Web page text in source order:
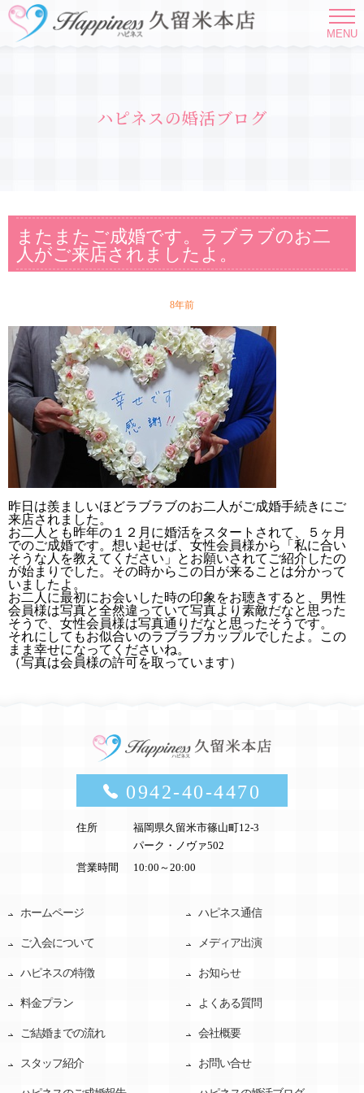
MENU
ハピネスの婚活ブログ
またまたご成婚です。ラブラブのお二
人がご来店されましたよ。
8年前
昨日は羨ましいほどラブラブのお二人がご成婚手続きにご
来店されました。
お二人とも昨年の１２月に婚活をスタートされて、５ヶ月
でのご成婚です。想い起せば、女性会員様から「私に合い
そうな人を教えてください」とお願いされてご紹介したの
が始まりでした。その時からこの日が来ることは分かって
いましたよ。
お二人に最初にお会いした時の印象をお聴きすると、男性
会員様は写真と全然違っていて写真より素敵だなと思った
そうで、女性会員様は写真通りだなと思ったそうです。
それにしてもお似合いのラブラブカップルでしたよ。この
まま幸せになってくださいね。
（写真は会員様の許可を取っています）
0942-40-4470
住所
福岡県久留米市篠山町12-3
パーク・ノヴァ502
営業時間
10:00～20:00
ホームページ
ご入会について
ハピネスの特徴
料金プラン
ご結婚までの流れ
スタッフ紹介
ハピネス通信
メディア出演
お知らせ
よくある質問
会社概要
お問い合せ